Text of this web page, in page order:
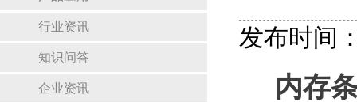
行业资讯
知识问答
企业资讯
发布时间
内存